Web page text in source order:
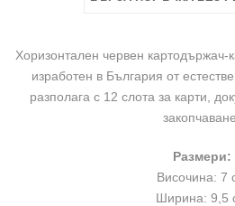
ДокументиДокументиДокументи
Хоризонтален червен
изработен в България от
разполага с 12 слота за карти,
закопчаване.
Размери:
Височина: 7
Ширина: 9,5